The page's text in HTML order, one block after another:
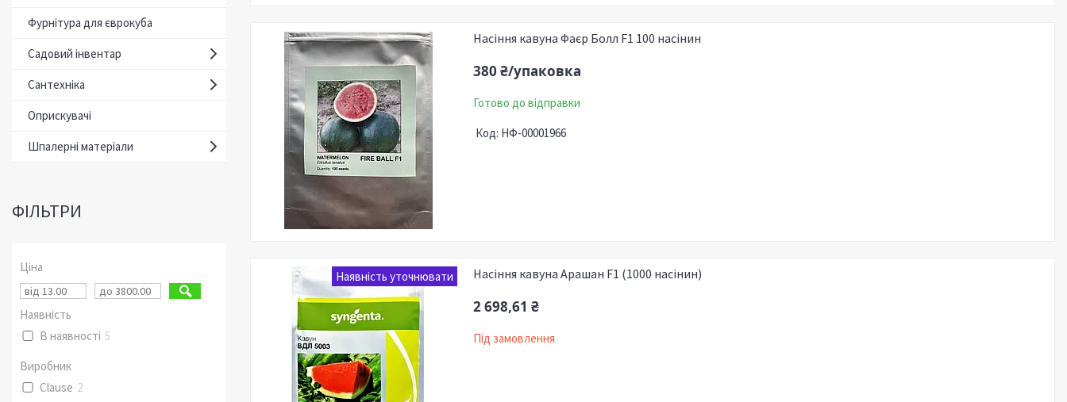
Насіння кавуна Фаєр Болл F1 100 насінин
380 ₴/упаковка
Готово до відправки
НФ-00001966
Наявність уточнювати Насіння кавуна Арашан F1 (1000 насінин)
2 698,61 ₴
Під замовлення
Фурнітура для єврокуба
Садовий інвентар
Сантехніка
Оприскувачі
Шпалерні матеріали
ФІЛЬТРИ
Ціна
Наявність
В наявності 5
Виробник
Clause 2